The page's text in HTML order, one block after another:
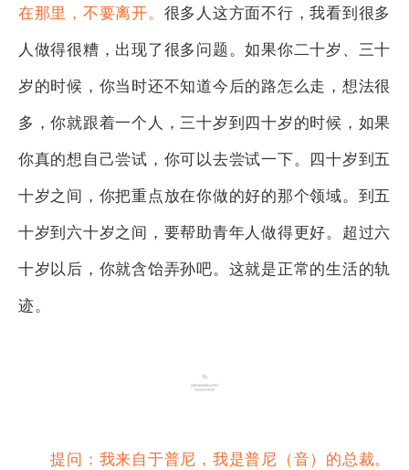
在那里，不要离开。 很多人这方面不行，我看到很多
人做得很糟，出现了很多问题。如果你二十岁、三十
岁的时候，你当时还不知道今后的路怎么走，想法很
多，你就跟着一个人，三十岁到四十岁的时候，如果
你真的想自己尝试，你可以去尝试一下。四十岁到五
十岁之间，你把重点放在你做的好的那个领域。到五
十岁到六十岁之间，要帮助青年人做得更好。超过六
十岁以后，你就含饴弄孙吧。这就是正常的生活的轨
迹。
提问：我来自于普尼，我是普尼（音）的总裁。